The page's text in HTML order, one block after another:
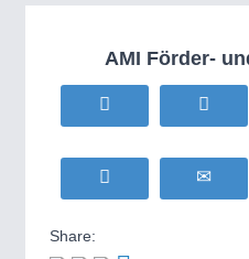
AMI Förder-
Share: